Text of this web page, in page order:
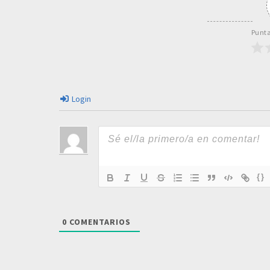
Login
{}
0 COMENTARIOS